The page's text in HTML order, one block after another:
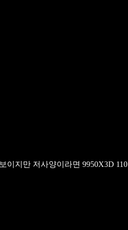
이지만 저사양이라면 9950X3D 110